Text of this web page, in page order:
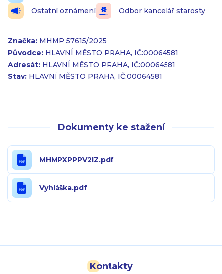
Ostatní oznámení
Odbor kancelář starosty
Značka: MHMP 57615/2025
Původce: HLAVNÍ MĚSTO PRAHA, IČ:00064581
Adresát: HLAVNÍ MĚSTO PRAHA, IČ:00064581
Stav: HLAVNÍ MĚSTO PRAHA, IČ:00064581
Dokumenty ke stažení
MHMPXPPPV2IZ.pdf
Vyhláška.pdf
Kontakty